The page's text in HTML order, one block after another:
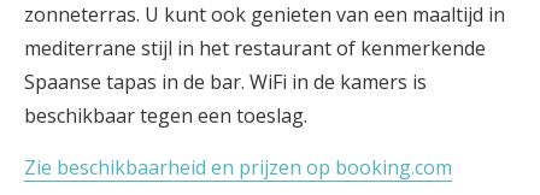
zonneterras. U kunt ook genieten van een maaltijd in
mediterrane stijl in het restaurant of kenmerkende
Spaanse tapas in de bar. WiFi in de kamers is
beschikbaar tegen een toeslag.
Zie beschikbaarheid en prijzen op booking.com